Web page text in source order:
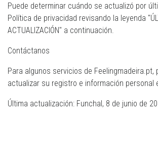
Puede determinar cuándo se actualizó por
Política de privacidad revisando la leyenda
ACTUALIZACIÓN" a continuación.
Contáctanos
Para algunos servicios de Feelingmadeira.pt,
actualizar su registro e información personal
Última actualización: Funchal, 8 de junio de